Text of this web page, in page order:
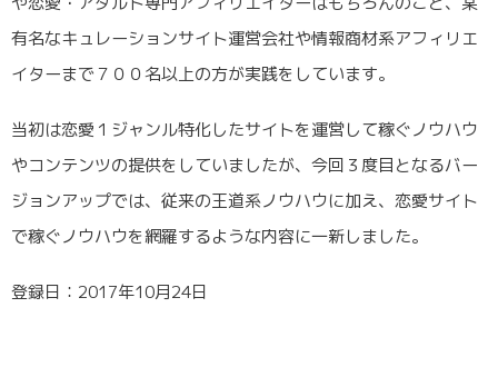
有名なキュレーションサイト運営会社や情報商材系アフィリエ
イターまで７００名以上の方が実践をしています。
当初は恋愛１ジャンル特化したサイトを運営して稼ぐノウハウ
やコンテンツの提供をしていましたが、今回３度目となるバー
ジョンアップでは、従来の王道系ノウハウに加え、恋愛サイト
で稼ぐノウハウを網羅するような内容に一新しました。
登録日：2017年10月24日